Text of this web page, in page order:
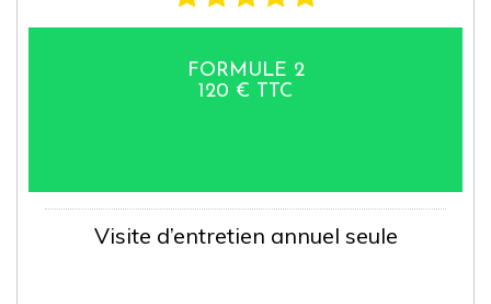
FORMULE 2
120 € TTC
Visite d’entretien annuel seule